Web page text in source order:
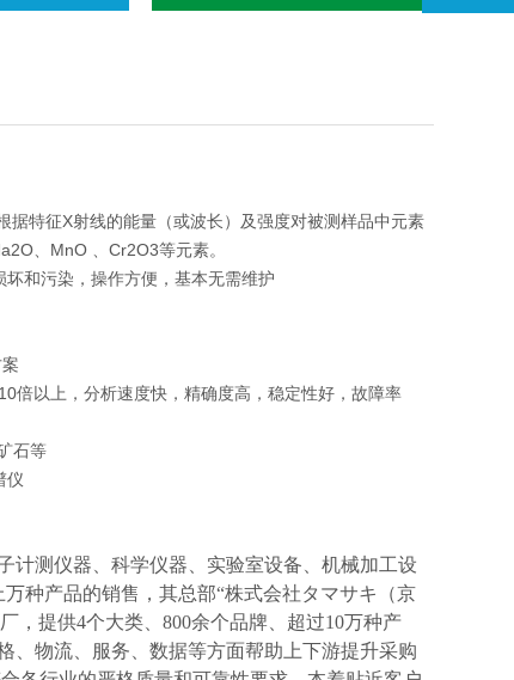
特征X射线的能量（或波长）及强度对被测样品中元素
、MnO 、Cr2O3等元素。
和污染，操作方便，基本无需维护
倍以上，分析速度快，精确度高，稳定性好，故障率
石等
计测仪器、科学仪器、实验室设备、机械加工设
种产品的销售，其总部“株式会社タマサキ（京
，提供4个大类、800余个品牌、超过10万种产
、物流、服务、数据等方面帮助上下游提升采购